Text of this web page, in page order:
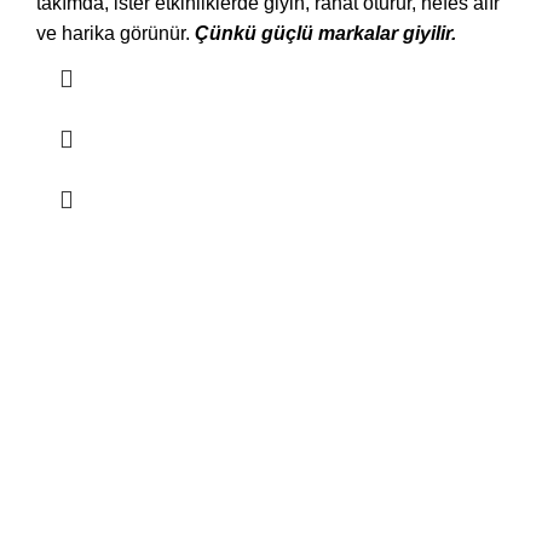
ve harika görünür. Çünkü güçlü markalar giyilir.